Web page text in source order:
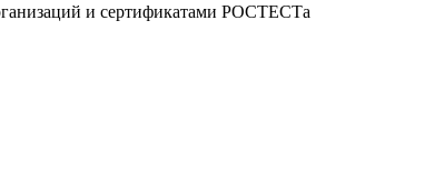
и сертификатами РОСТЕСТа